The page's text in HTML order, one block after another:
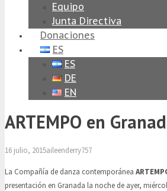
Equipo
Junta Directiva
Donaciones
ES
ES
DE
EN
ARTEMPO en
16 julio, 2015aileenderry757
La Compañía de danza contemporánea
presentación en Granada la noche de ayer,